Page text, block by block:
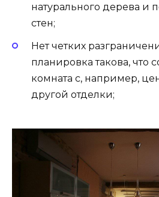
натурального дерева и
стен;
Нет четких
планировка такова, что
комната с, например,
другой отделки;